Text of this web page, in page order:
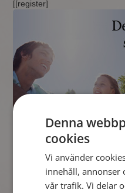
[[register]
Denna
cookies
Vi använder
innehåll, annonser
vår trafik. Vi delar